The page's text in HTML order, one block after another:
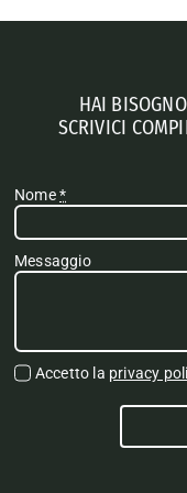
HAI
SCRIVICI
Nome*
Messaggio
Accetto la privacy